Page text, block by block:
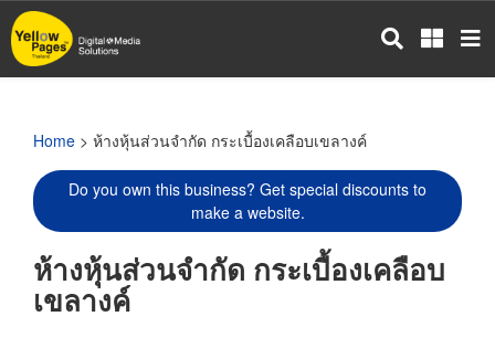
Skip
to
main
Home > ห้างหุ้นส่วนจำกัด กระเบื้องเคลือบเขลางค์
Do you own this business? Get special discounts to
make a website.
ห้างหุ้นส่วนจำกัด กระเบื้องเคลือบ
เขลางค์